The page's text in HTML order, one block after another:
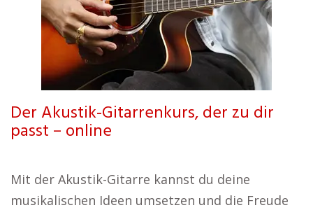
Der Akustik-Gitarrenkurs, der zu dir
passt – online
Mit der Akustik-Gitarre kannst du deine
musikalischen Ideen umsetzen und die Freude